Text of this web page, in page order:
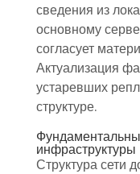
сведения из
основному
согласует
Актуализация
устаревших
структуре.
инфраструктуры
Структура сети